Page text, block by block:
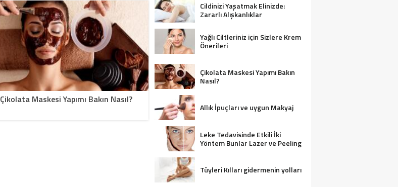
Çikolata Maskesi Yapımı Bakın Nasıl?
Cildinizi Yaşatmak Elinizde:
Zararlı Alışkanlıklar
Yağlı Ciltleriniz için Sizlere Krem
Önerileri
Çikolata Maskesi Yapımı Bakın
Nasıl?
Allık İpuçları ve uygun Makyaj
Leke Tedavisinde Etkili İki
Yöntem Bunlar Lazer ve Peeling
Tüyleri Kılları gidermenin yolları